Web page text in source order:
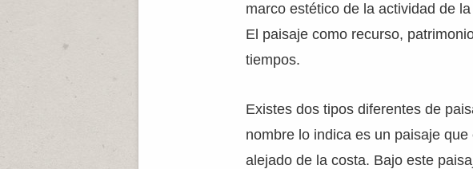
marco estético de la actividad de
El paisaje como recurso,
tiempos.
Existes dos tipos diferentes de
nombre lo indica es un paisaje
alejado de la costa. Bajo este